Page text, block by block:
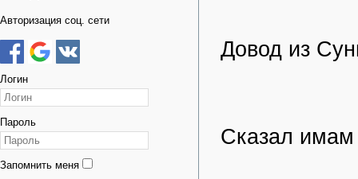
Авторизация соц. сети
Логин
Пароль
Запомнить меня
Довод из
Сказал